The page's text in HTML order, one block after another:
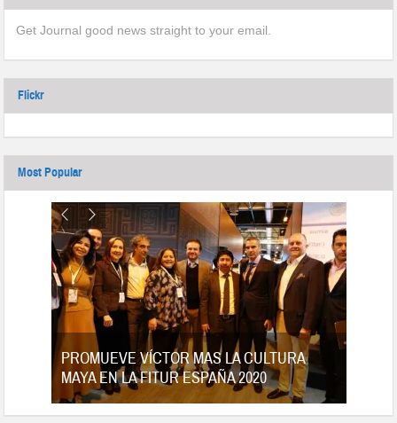
Get Journal good news straight to your email.
Flickr
Most Popular
PROMUEVE VÍCTOR MAS LA CULTURA
MAYA EN LA FITUR ESPAÑA 2020